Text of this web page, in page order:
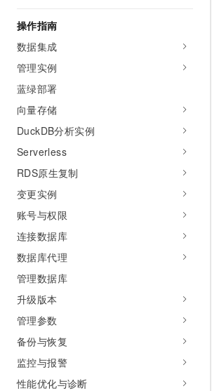
操作指南
数据集成
管理实例
蓝绿部署
向量存储
DuckDB分析实例
Serverless
RDS原生复制
变更实例
账号与权限
连接数据库
数据库代理
管理数据库
升级版本
管理参数
备份与恢复
监控与报警
性能优化与诊断